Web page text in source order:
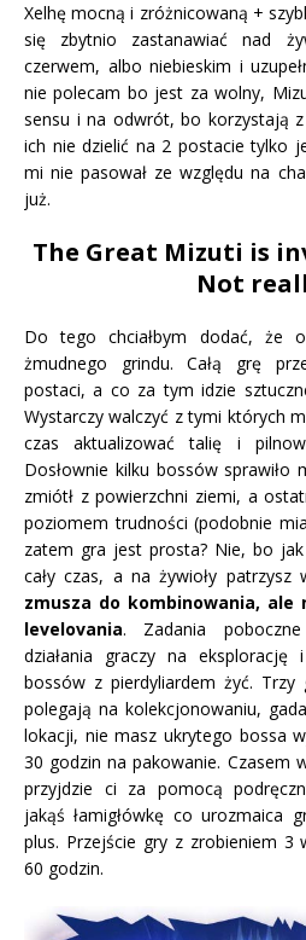
Xelhę mocną i zróżnicowaną +
się zbytnio zastanawiać nad
czerwem, albo niebieskim i
nie polecam bo jest za wolny,
sensu i na odwrót, bo korzystają
ich nie dzielić na 2 postacie tylko
mi nie pasował ze względu na
już.
The Great Mizuti is
Not
Do tego chciałbym dodać, że
żmudnego grindu. Całą grę
postaci, a co za tym idzie
Wystarczy walczyć z tymi których
czas aktualizować talię i
Dosłownie kilku bossów sprawiło
zmiótł z powierzchni ziemi, a
poziomem trudności (podobnie
zatem gra jest prosta? Nie, bo
cały czas, a na żywioły patrzysz
zmusza do kombinowania, ale
levelovania. Zadania
działania graczy na
bossów z pierdyliardem żyć. Trzy
polegają na kolekcjonowaniu,
lokacji, nie masz ukrytego bossa
30 godzin na pakowanie. Czasem
przyjdzie ci za pomocą
jakąś łamigłówkę co urozmaica
plus. Przejście gry z zrobieniem
60 godzin.